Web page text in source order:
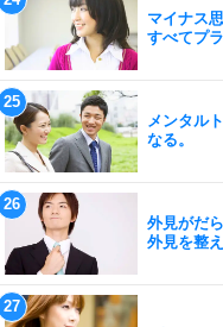
マイナス
すべてプ
メンタル
なる。
外見がだ
外見を整